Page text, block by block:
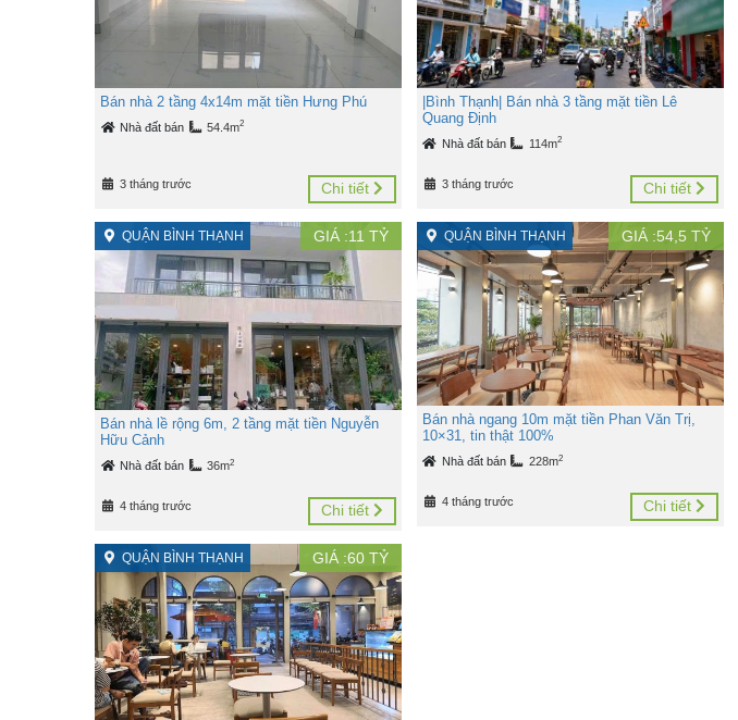
Bán nhà 2 tầng 4x14m mặt tiền Hưng Phú
Nhà đất bán 54.4m2
3 tháng trước Chi tiết
|Bình Thạnh| Bán nhà 3 tầng mặt tiền Lê
Quang Định
Nhà đất bán 114m2
3 tháng trước Chi tiết
QUẬN BÌNH THẠNH GIÁ :11 TỶ
Bán nhà lề rộng 6m, 2 tầng mặt tiền Nguyễn
Hữu Cảnh
Nhà đất bán 36m2
4 tháng trước Chi tiết
QUẬN BÌNH THẠNH GIÁ :54,5 TỶ
Bán nhà ngang 10m mặt tiền Phan Văn Trị,
10×31, tin thật 100%
Nhà đất bán 228m2
4 tháng trước Chi tiết
QUẬN BÌNH THẠNH GIÁ :60TỶ